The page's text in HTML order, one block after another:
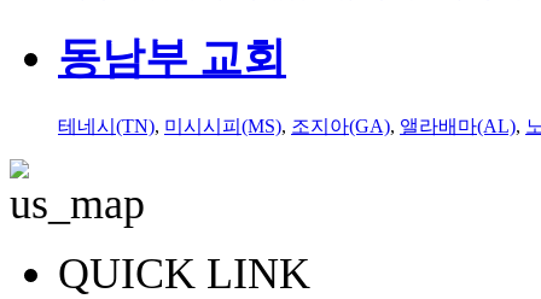
동남부 교회
테네시(TN), 미시시피(MS), 조지아(GA), 앨라배마(AL),
QUICK LINK